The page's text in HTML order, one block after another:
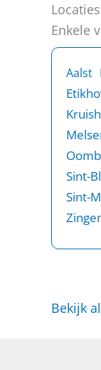
Locaties
Enkele
Aalst
Sint-
Sint-
Bekijk